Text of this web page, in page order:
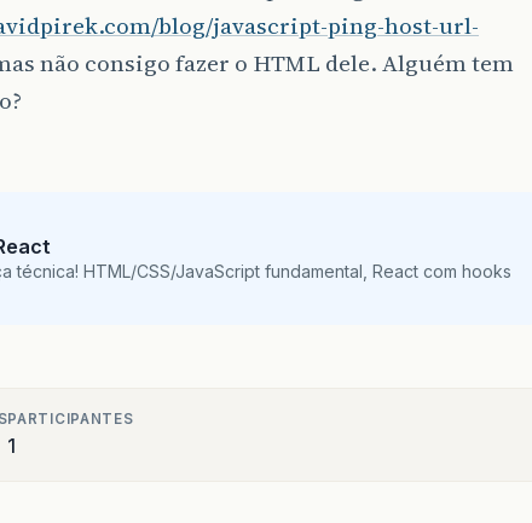
blog/javascript-ping-host-url-
não consigo fazer o HTML dele. Alguém tem
técnica! HTML/CSS/JavaScript fundamental, React com hooks
PARTICIPANTES
1